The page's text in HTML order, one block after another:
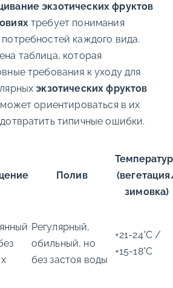
экзотических фруктов
требует понимания
каждого вида.
таблица, которая
требования к уходу для
экзотических фруктов
ориентироваться в их
типичные ошибки.
Полив
зимовка)
Регулярный,
обильный, но
без застоя воды
+21-24°C /
+15-18°C